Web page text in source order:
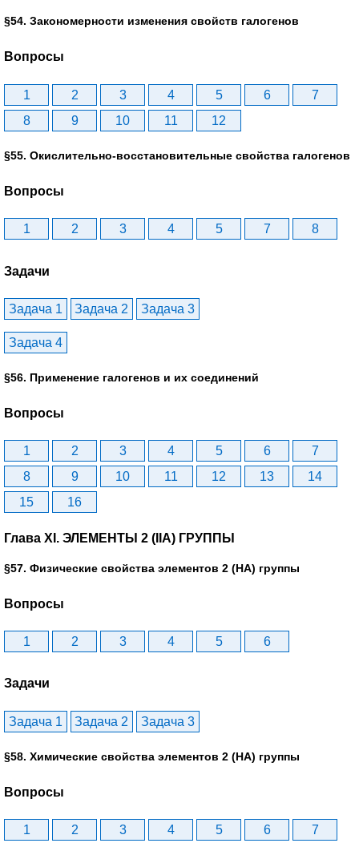
§54. Закономерности изменения свойств галогенов
Вопросы
1 2 3 4 5 6
7
8
9 10 11 12
§55. Окислительно-восстановительные свойства галогенов
Вопросы
1 2 3 4 5 7 8
Задачи
Задача 1 Задача 2 Задача 3
Задача 4
§56. Применение галогенов и их соединений
Вопросы
1 2 3 4 5 6
7
8
9 10 11 12 13
14
15
16
Глава XI. ЭЛЕМЕНТЫ 2 (IIА) ГРУППЫ
§57. Физические свойства элементов 2 (НА) группы
Вопросы
1 2 3 4 5 6
Задачи
Задача 1 Задача 2 Задача 3
§58. Химические свойства элементов 2 (НА) группы
Вопросы
1 2 3 4 5 6
7